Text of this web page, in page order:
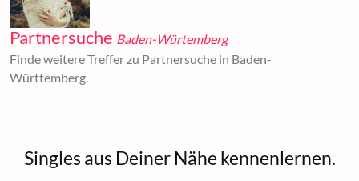
Partnersuche Baden-Würtemberg
Finde weitere Treffer zu Partnersuche in Baden-
Württemberg.
Singles aus Deiner Nähe kennenlernen.